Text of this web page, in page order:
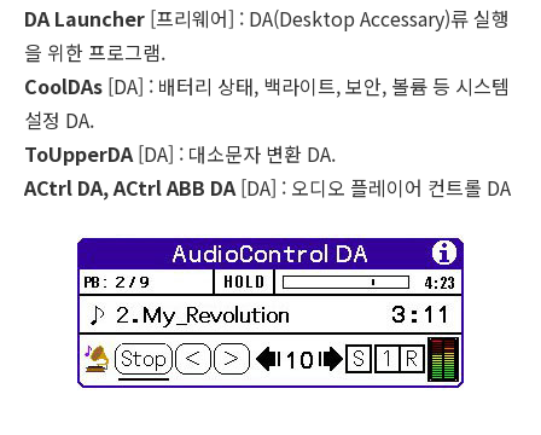
DA Launcher [프리웨어] : DA(Desktop Accessary)류 실행
을 위한 프로그램.
CoolDAs [DA] : 배터리 상태, 백라이트, 보안, 볼륨 등 시스템
설정 DA.
ToUpperDA [DA] : 대소문자 변환 DA.
ACtrl DA, ACtrl ABB DA [DA] : 오디오 플레이어 컨트롤 DA